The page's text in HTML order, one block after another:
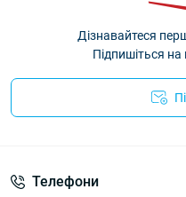
Дізнавайтеся
Підпишіться
Телефони